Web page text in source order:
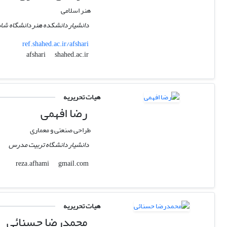
هنر اسلامی
دانشیار دانشکده هنر دانشگاه
ref.shahed.ac.ir/afshari
afshari
shahed.ac.ir
هیات تحریریه
رضا افهمی
طراحی صنعتی و معماری
دانشیار دانشگاه تربیت مدرس
reza.afhami
gmail.com
هیات تحریریه